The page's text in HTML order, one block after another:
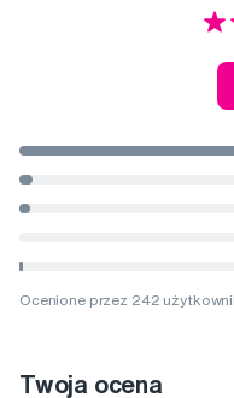
Ocenione przez 242
Twoja ocena